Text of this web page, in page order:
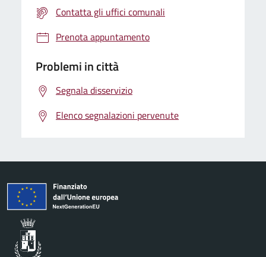
Contatta gli uffici comunali
Prenota appuntamento
Problemi in città
Segnala disservizio
Elenco segnalazioni pervenute